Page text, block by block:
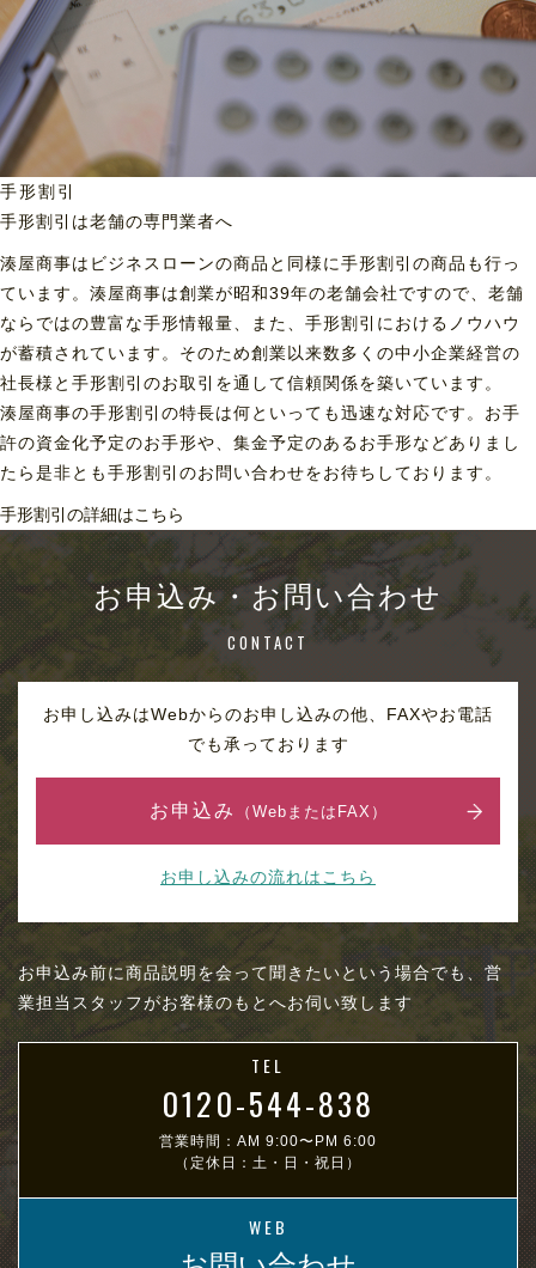
手形割引
手形割引は老舗の専門業者へ
湊屋商事はビジネスローンの商品と同様に手形割引の商品も行っ
ています。湊屋商事は創業が昭和39年の老舗会社ですので、老舗
ならではの豊富な手形情報量、また、手形割引におけるノウハウ
が蓄積されています。そのため創業以来数多くの中小企業経営の
社長様と手形割引のお取引を通して信頼関係を築いています。
湊屋商事の手形割引の特長は何といっても迅速な対応です。お手
許の資金化予定のお手形や、集金予定のあるお手形などありまし
たら是非とも手形割引のお問い合わせをお待ちしております。
手形割引の詳細はこちら
お申込み・お問い合わせ
CONTACT
お申し込みはWebからのお申し込みの他、FAXやお電話
でも承っております
お申込み （WebまたはFAX）
お申し込みの流れはこちら
お申込み前に商品説明を会って聞きたいという場合でも、営
業担当スタッフがお客様のもとへお伺い致します
TEL
0120-544-838
営業時間：AM 9:00〜PM 6:00
（定休日：土・日・祝日）
WEB